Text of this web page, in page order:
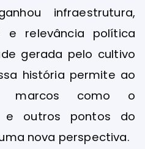
infraestrutura,
e relevância política
gerada pelo cultivo
história permite ao
marcos como o
e outros pontos do
nova perspectiva.